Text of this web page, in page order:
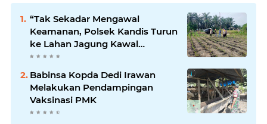
“Tak Sekadar Mengawal
Keamanan, Polsek Kandis Turun
ke Lahan Jagung Kawal
Ketahanan Pangan
Babinsa Kopda Dedi Irawan
Melakukan Pendampingan
Vaksinasi PMK